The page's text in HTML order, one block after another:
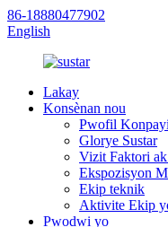
86-18880477902
English
Lakay
Konsènan nou
Pwofil
Glorye Sustar
Vizit Faktori
Ekspozisyon
Ekip teknik
Aktivite Ekip
Pwodwi yo